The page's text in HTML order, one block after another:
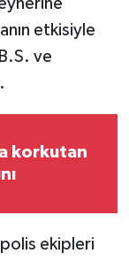
etkisiyle
ve
korkutan
polis ekipleri